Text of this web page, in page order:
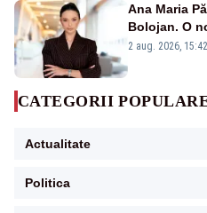
Ana Maria
Bolojan. O
emisiunii
2 aug. 2026, 15:42
CATEGORII
Actualitate
Politica